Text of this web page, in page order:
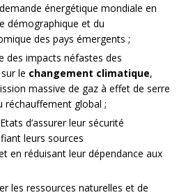
énergétique mondiale en
démographique et du
des pays émergents ;
des impacts néfastes des
le changement climatique,
massive de gaz à effet de serre
réchauffement global ;
d’assurer leur sécurité
leurs sources
en réduisant leur dépendance aux
les ressources naturelles et de